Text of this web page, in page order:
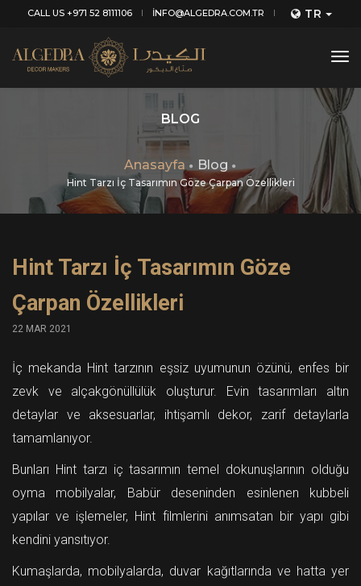
CALL US +971 52 8111106 INFO@ALGEDRA.COM.TR TR
BLOG
Anasayfa Blog
Hint Tarzı İç Tasarımın Göze Çarpan Özellikleri
Hint Tarzı İç Tasarımın Göze
Çarpan Özellikleri
22 MAR 2021
İç mekanda Hint tarzının eşsiz uyumunun özünü, enfes bir
zevk ve alçakgönüllülük oluşturur. Evin tasarımları altın
detaylar ve aksesuarlar, ihtişamlı dekor, zarif detaylarla
tamamlanıyor.
Bunları Hint tarzı iç tasarımın temel dokunuşlarının olduğu
oyma mobilyalar, Babür deseninden esinlenen kubbeli
yapılar ve işlemeler, Hint filmlerini anımsatan bir yapı gibi
kendini yansıtıyor.
Kumaşlarda, mobilyalarda, duvar kağıtlarında ve hatta yer